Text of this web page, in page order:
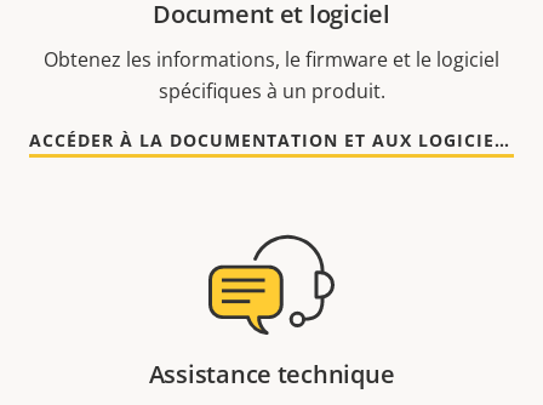
Document et logiciel
Obtenez les informations, le firmware et le logiciel
spécifiques à un produit.
ACCÉDER À LA DOCUMENTATION ET AUX LOGICIELS
Assistance technique